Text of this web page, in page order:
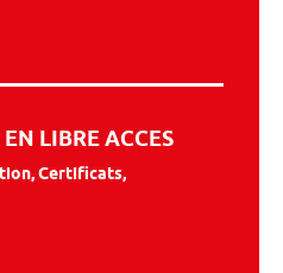
LIBRE ACCES
Certificats,